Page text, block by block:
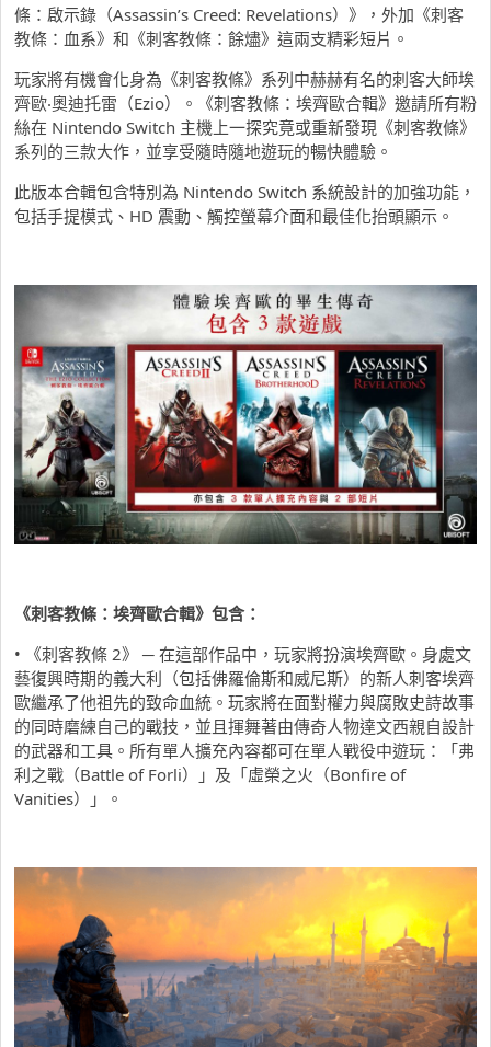
條：啟示錄（Assassin’s Creed: Revelations）》，外加《刺客
教條：血系》和《刺客教條：餘燼》這兩支精彩短片。
玩家將有機會化身為《刺客教條》系列中赫赫有名的刺客大師埃
齊歐‧奧迪托雷（Ezio）。《刺客教條：埃齊歐合輯》邀請所有粉
絲在 Nintendo Switch 主機上一探究竟或重新發現《刺客教條》
系列的三款大作，並享受隨時隨地遊玩的暢快體驗。
此版本合輯包含特別為 Nintendo Switch 系統設計的加強功能，
包括手提模式、HD 震動、觸控螢幕介面和最佳化抬頭顯示。
《刺客教條：埃齊歐合輯》包含：
• 《刺客教條 2》 ─ 在這部作品中，玩家將扮演埃齊歐。身處文
藝復興時期的義大利（包括佛羅倫斯和威尼斯）的新人刺客埃齊
歐繼承了他祖先的致命血統。玩家將在面對權力與腐敗史詩故事
的同時磨練自己的戰技，並且揮舞著由傳奇人物達文西親自設計
的武器和工具。所有單人擴充內容都可在單人戰役中遊玩：「弗
利之戰（Battle of Forli）」及「虛榮之火（Bonfire of
Vanities）」。